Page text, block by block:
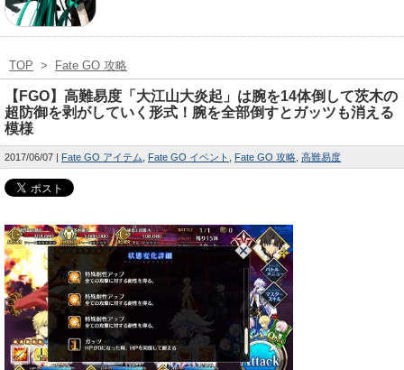
TOP > Fate GO 攻略
【FGO】高難易度「大江山大炎起」は腕を14体倒して茨木の
超防御を剥がしていく形式！腕を全部倒すとガッツも消える
模様
2017/06/07 Fate GO アイテム Fate GO イベント Fate GO 攻略 高難易度